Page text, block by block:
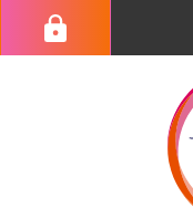
contenu
Menu
du